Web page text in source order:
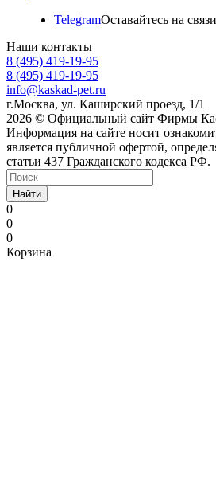
TelegramОставайтесь на связи
Наши контакты
8 (495) 419-19-95
8 (495) 419-19-95
info@kaskad-pet.ru
г.Москва, ул. Каширский проезд, 1/1
2026 © Официальный сайт Фирмы
Информация на сайте носит
является публичной офертой,
статьи 437 Гражданского кодекса РФ.
Найти
0
0
0
Корзина